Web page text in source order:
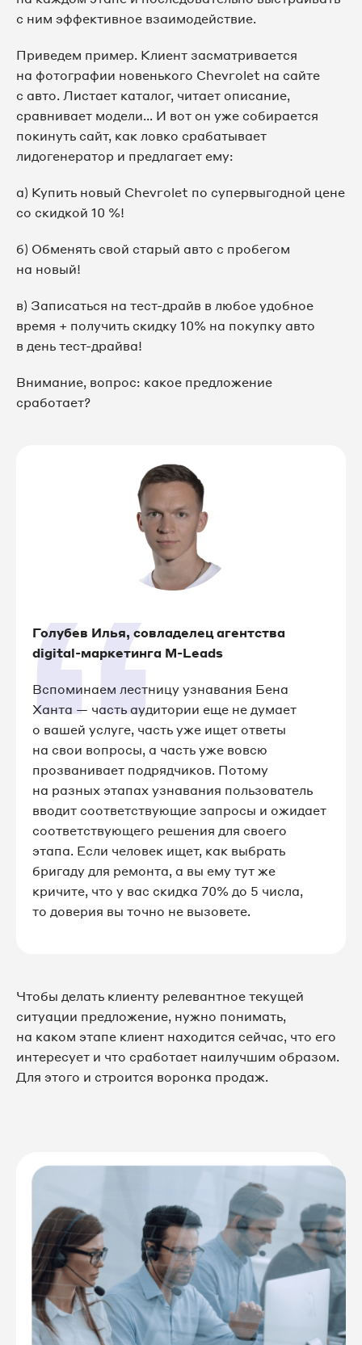
с ним эффективное взаимодействие.
Приведем пример. Клиент засматривается
на фотографии новенького Chevrolet на сайте
с авто. Листает каталог, читает описание,
сравнивает модели... И вот он уже собирается
покинуть сайт, как ловко срабатывает
лидогенератор и предлагает ему:
а) Купить новый Chevrolet по супервыгодной цене
со скидкой 10 %!
б) Обменять свой старый авто с пробегом
на новый!
в) Записаться на тест-драйв в любое удобное
время + получить скидку 10% на покупку авто
в день тест-драйва!
Внимание, вопрос: какое предложение
сработает?
Голубев Илья, совладелец агентства
digital-маркетинга M-Leads
Вспоминаем лестницу узнавания Бена
Ханта — часть аудитории еще не думает
о вашей услуге, часть уже ищет ответы
на свои вопросы, а часть уже вовсю
прозванивает подрядчиков. Потому
на разных этапах узнавания пользователь
вводит соответствующие запросы и ожидает
соответствующего решения для своего
этапа. Если человек ищет, как выбрать
бригаду для ремонта, а вы ему тут же
кричите, что у вас скидка 70% до 5 числа,
то доверия вы точно не вызовете.
Чтобы делать клиенту релевантное текущей
ситуации предложение, нужно понимать,
на каком этапе клиент находится сейчас, что его
интересует и что сработает наилучшим образом.
Для этого и строится воронка продаж.